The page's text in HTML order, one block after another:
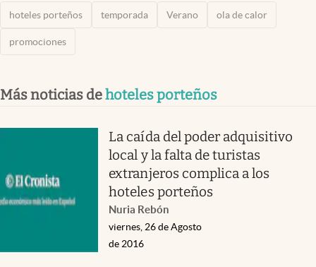
hoteles porteños temporada Verano ola de calor
promociones
Más noticias dehoteles porteños
La caída del poder adquisitivo
local y la falta de turistas
extranjeros complica a los
hoteles porteños
Nuria Rebón
viernes, 26 de Agosto
de 2016